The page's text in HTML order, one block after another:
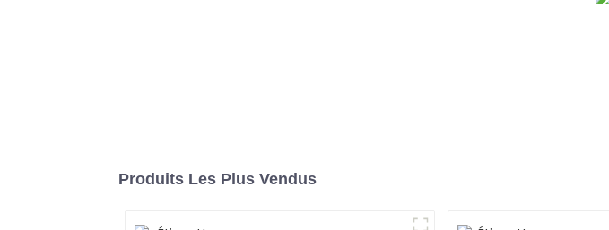
Produits Les Plus Vendus